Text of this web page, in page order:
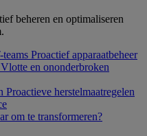
beheren en optimaliseren
Proactief apparaatbeheer
Vlotte en ononderbroken
Proactieve herstelmaatregelen
om te transformeren?